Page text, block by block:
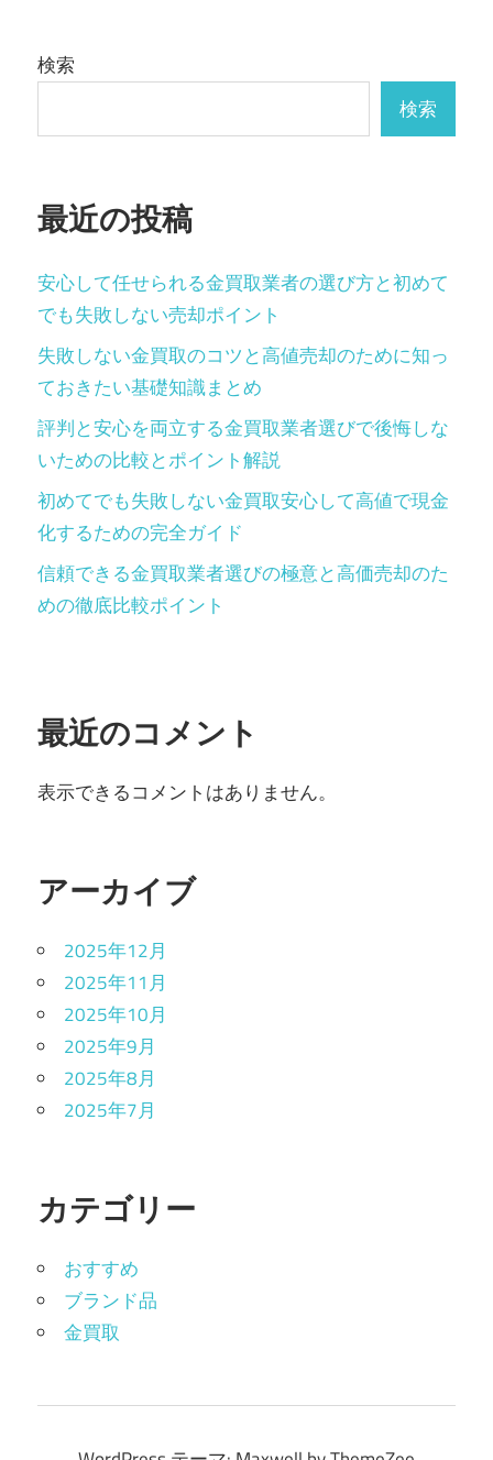
ー
ョ
検索
検索
最近の投稿
安心して任せられる金買取業者の選び方と初めて
でも失敗しない売却ポイント
失敗しない金買取のコツと高値売却のために知っ
ておきたい基礎知識まとめ
評判と安心を両立する金買取業者選びで後悔しな
いための比較とポイント解説
初めてでも失敗しない金買取安心して高値で現金
化するための完全ガイド
信頼できる金買取業者選びの極意と高価売却のた
めの徹底比較ポイント
最近のコメント
表示できるコメントはありません。
アーカイブ
2025年12月
2025年11月
2025年10月
2025年9月
2025年8月
2025年7月
カテゴリー
おすすめ
ブランド品
金買取